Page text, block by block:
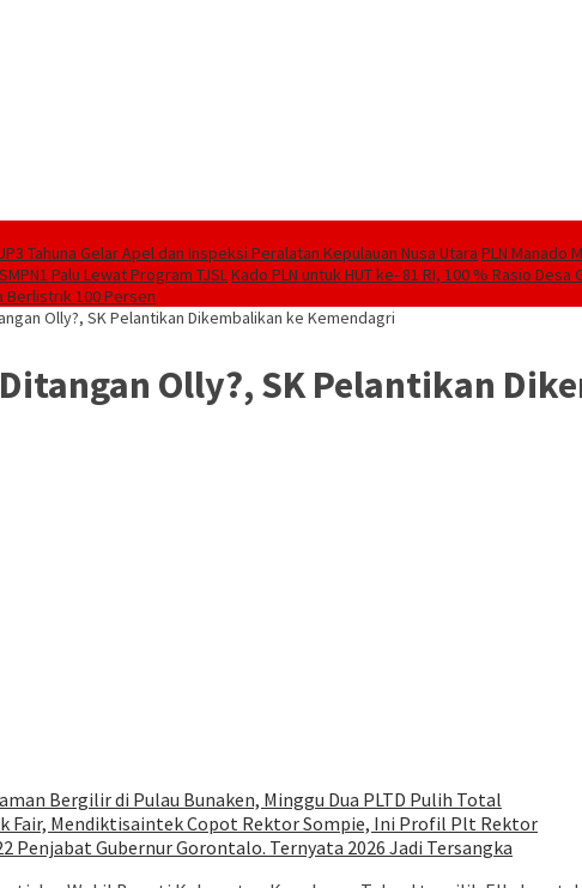
Tahuna Gelar Apel dan Inspeksi Peralatan Kepulauan Nusa Utara PLN Manado
Palu Lewat Program TJSLKado PLN untuk HUT ke- 81 RI, 100 % Rasio
Berlistrik 100 Persen
Olly?, SK Pelantikan Dikembalikan ke Kemendagri
Olly?, SK Pelantikan
Bergilir di Pulau Bunaken, Minggu Dua PLTD Pulih Total
Fair, Mendiktisaintek Copot Rektor Sompie, Ini Profil Plt Rektor
Penjabat Gubernur Gorontalo. Ternyata 2026 Jadi Tersangka